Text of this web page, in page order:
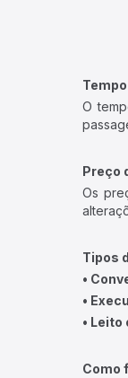
O
Preço
Os
Tipos
•
•
•
Como